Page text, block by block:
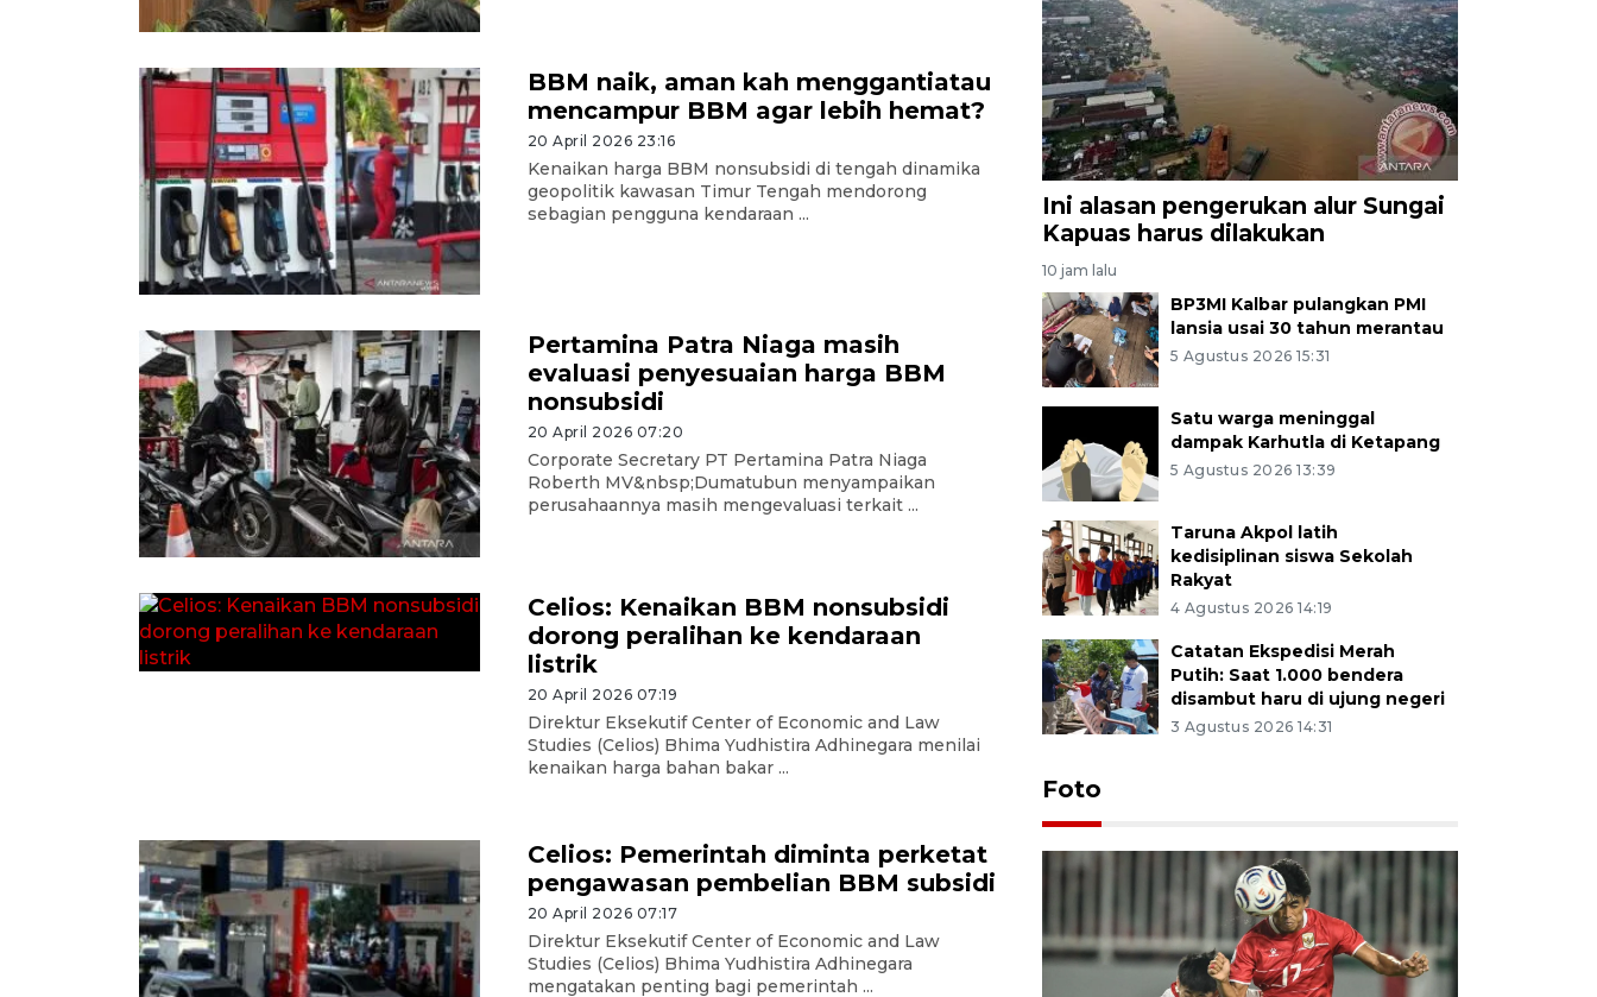
BBM naik, aman kah menggantiatau
mencampur BBM agar lebih hemat?
20 April 2026 23:16
Kenaikan harga BBM nonsubsidi di tengah dinamika
geopolitik kawasan Timur Tengah mendorong
sebagian pengguna kendaraan ...
Pertamina Patra Niaga masih
evaluasi penyesuaian harga BBM
nonsubsidi
20 April 2026 07:20
Corporate Secretary PT Pertamina Patra Niaga
Roberth MV&nbsp;Dumatubun menyampaikan
perusahaannya masih mengevaluasi terkait ...
Celios: Kenaikan BBM nonsubsidi
dorong peralihan ke kendaraan
listrik
20 April 2026 07:19
Direktur Eksekutif Center of Economic and Law
Studies (Celios) Bhima Yudhistira Adhinegara menilai
kenaikan harga bahan bakar ...
Celios: Pemerintah diminta perketat
pengawasan pembelian BBM subsidi
20 April 2026 07:17
Direktur Eksekutif Center of Economic and Law
Studies (Celios) Bhima Yudhistira Adhinegara
mengatakan penting bagi pemerintah ...
Ini alasan pengerukan alur Sungai
Kapuas harus dilakukan
10 jam lalu
BP3MI Kalbar pulangkan PMI
lansia usai 30 tahun merantau
5 Agustus 2026 15:31
Satu warga meninggal
dampak Karhutla di Ketapang
5 Agustus 2026 13:39
Taruna Akpol latih
kedisiplinan siswa Sekolah
Rakyat
4 Agustus 2026 14:19
Catatan Ekspedisi Merah
Putih: Saat 1.000 bendera
disambut haru di ujung negeri
3 Agustus 2026 14:31
Foto